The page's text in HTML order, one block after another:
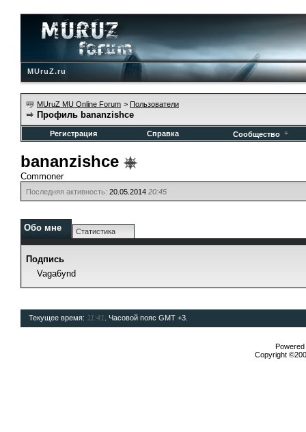
MUruZ.ru
MUruZ MU Online Forum > Пользователи
Профиль bananzishce
Регистрация Справка Сообщество
bananzishce
Commoner
Последняя активность: 20.05.2014 20:45
Обо мне Статистика
Подпись
Vaga6ynd
Текущее время: 11:41 . Часовой пояс GMT +3.
Copyright